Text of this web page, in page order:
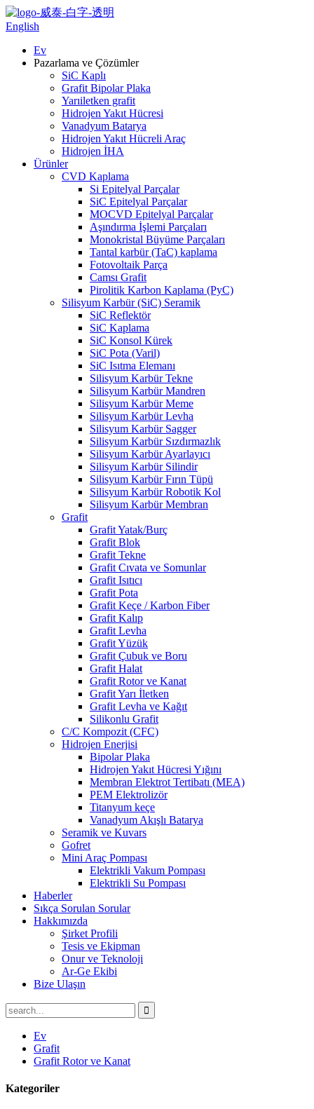
English
Ev
Pazarlama ve Çözümler
SiC Kaplı
Grafit Bipolar Plaka
Yarıiletken grafit
Hidrojen Yakıt Hücresi
Vanadyum Batarya
Hidrojen Yakıt Hücreli Araç
Hidrojen İHA
Ürünler
CVD Kaplama
Si Epitelyal Parçalar
SiC Epitelyal Parçalar
MOCVD Epitelyal Parçalar
Aşındırma İşlemi Parçaları
Monokristal Büyüme Parçaları
Tantal karbür (TaC) kaplama
Fotovoltaik Parça
Camsı Grafit
Pirolitik Karbon Kaplama (PyC)
Silisyum Karbür (SiC) Seramik
SiC Reflektör
SiC Kaplama
SiC Konsol Kürek
SiC Pota (Varil)
SiC Isıtma Elemanı
Silisyum Karbür Tekne
Silisyum Karbür Mandren
Silisyum Karbür Meme
Silisyum Karbür Levha
Silisyum Karbür Sagger
Silisyum Karbür Sızdırmazlık
Silisyum Karbür Ayarlayıcı
Silisyum Karbür Silindir
Silisyum Karbür Fırın Tüpü
Silisyum Karbür Robotik Kol
Silisyum Karbür Membran
Grafit
Grafit Yatak/Burç
Grafit Blok
Grafit Tekne
Grafit Cıvata ve Somunlar
Grafit Isıtıcı
Grafit Pota
Grafit Keçe / Karbon Fiber
Grafit Kalıp
Grafit Levha
Grafit Yüzük
Grafit Çubuk ve Boru
Grafit Halat
Grafit Rotor ve Kanat
Grafit Yarı İletken
Grafit Levha ve Kağıt
Silikonlu Grafit
C/C Kompozit (CFC)
Hidrojen Enerjisi
Bipolar Plaka
Hidrojen Yakıt Hücresi Yığını
Membran Elektrot Tertibatı (MEA)
PEM Elektrolizör
Titanyum keçe
Vanadyum Akışlı Batarya
Seramik ve Kuvars
Gofret
Mini Araç Pompası
Elektrikli Vakum Pompası
Elektrikli Su Pompası
Haberler
Sıkça Sorulan Sorular
Hakkımızda
Şirket Profili
Tesis ve Ekipman
Onur ve Teknoloji
Ar-Ge Ekibi
Bize Ulaşın
Ev
Grafit
Grafit Rotor ve Kanat
Kategoriler